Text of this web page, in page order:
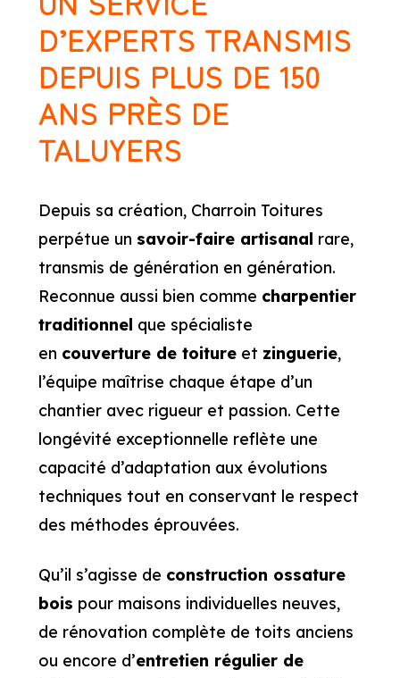
D’EXPERTS TRANSMIS
DEPUIS PLUS DE 150
ANS PRÈS DE
TALUYERS
Depuis sa création, Charroin Toitures
perpétue un savoir-faire artisanal rare,
transmis de génération en génération.
Reconnue aussi bien comme charpentier
traditionnel que spécialiste
en couverture de toitureet zinguerie,
l’équipe maîtrise chaque étape d’un
chantier avec rigueur et passion. Cette
longévité exceptionnelle reflète une
capacité d’adaptation aux évolutions
techniques tout en conservant le respect
des méthodes éprouvées.
Qu’il s’agisse de construction ossature
bois pour maisons individuelles neuves,
de rénovation complète de toits anciens
ou encore d’entretien régulier de